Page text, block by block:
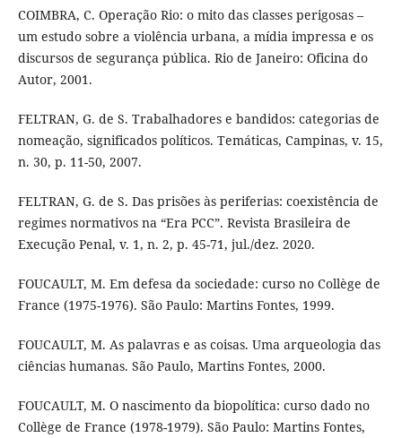
COIMBRA, C. Operação Rio: o mito das classes perigosas –
um estudo sobre a violência urbana, a mídia impressa e os
discursos de segurança pública. Rio de Janeiro: Oficina do
Autor, 2001.
FELTRAN, G. de S. Trabalhadores e bandidos: categorias de
nomeação, significados políticos. Temáticas, Campinas, v. 15,
n. 30, p. 11-50, 2007.
FELTRAN, G. de S. Das prisões às periferias: coexistência de
regimes normativos na “Era PCC”. Revista Brasileira de
Execução Penal, v. 1, n. 2, p. 45-71, jul./dez. 2020.
FOUCAULT, M. Em defesa da sociedade: curso no Collège de
France (1975-1976). São Paulo: Martins Fontes, 1999.
FOUCAULT, M. As palavras e as coisas. Uma arqueologia das
ciências humanas. São Paulo, Martins Fontes, 2000.
FOUCAULT, M. O nascimento da biopolítica: curso dado no
Collège de France (1978-1979). São Paulo: Martins Fontes,